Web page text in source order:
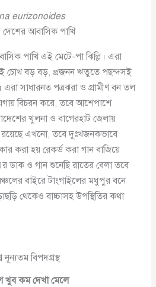
eurizonoides
আবাসিক পাখি
পাখি এই মেটে-পা ঝিল্লি। এরা
চোখ বড় বড়, প্রজনন ঋতুতে পছন্দসই
এরা সাধারনত পত্রঝরা ও গ্রামীণ বন তল
বিচরন করে, তবে আশেপাশে
খুলনা ও বাগেরহাট জেলায়
রয়েছে এখনো, তবে দুঃখজনকভাবে
করা হয় রেকর্ড করা গান বাজিয়ে
ডাক ও গান শুনেছি রাতের বেলা তবে
বাইরে টাংগাইলের মধুপুর বনে
থেকেও বাচ্চাসহ উপস্থিতির কথা
নূন্যতম বিপদগ্রস্থ
খুব কম দেখা মেলে